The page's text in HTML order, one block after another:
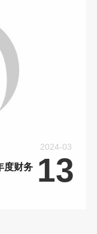
度财务
2024-03
13